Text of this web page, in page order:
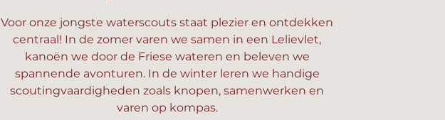
Voor onze jongste waterscouts staat plezier en ontdekken
centraal! In de zomer varen we samen in een Lelievlet,
kanoën we door de Friese wateren en beleven we
spannende avonturen. In de winter leren we handige
scoutingvaardigheden zoals knopen, samenwerken en
varen op kompas.